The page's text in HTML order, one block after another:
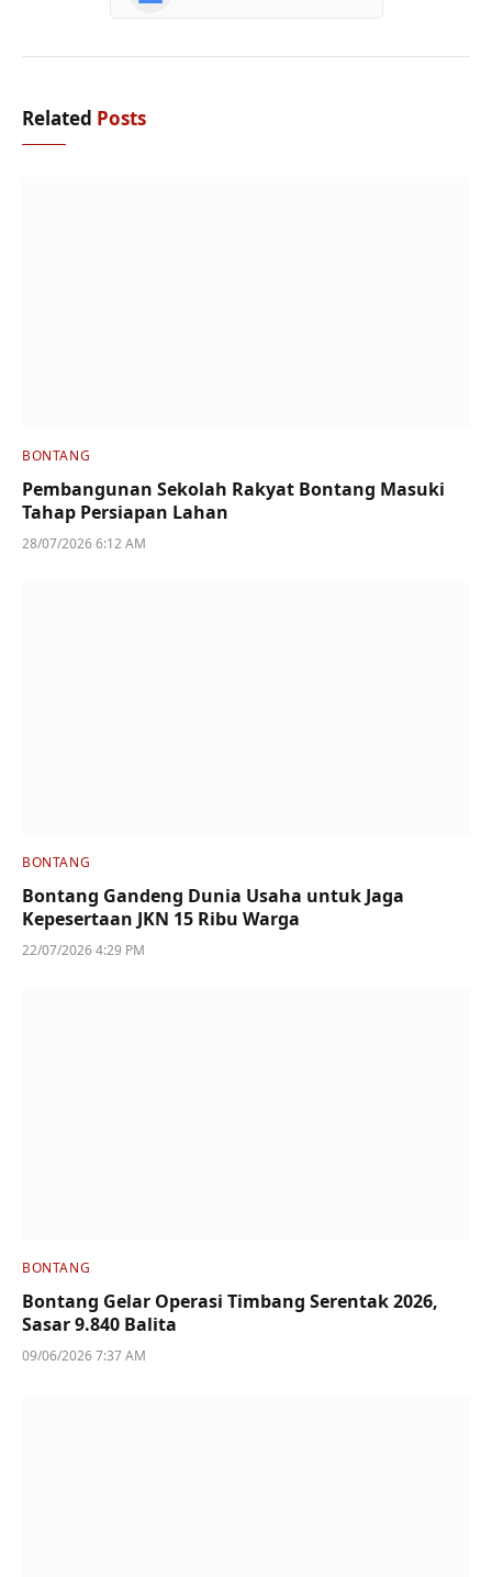
Related Posts
BONTANG
Pembangunan Sekolah Rakyat Bontang Masuki
Tahap Persiapan Lahan
28/07/2026 6:12 AM
BONTANG
Bontang Gandeng Dunia Usaha untuk Jaga
Kepesertaan JKN 15 Ribu Warga
22/07/2026 4:29 PM
BONTANG
Bontang Gelar Operasi Timbang Serentak 2026,
Sasar 9.840 Balita
09/06/2026 7:37 AM